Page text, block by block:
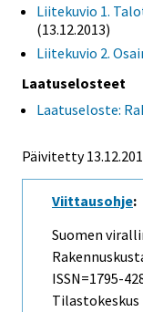
Liitekuvio 1.
(13.12.2013)
Liitekuvio 2.
Laatuselosteet
Laatuseloste:
Päivitetty
Viittausohje:
Suomen
ISSN=1795-
Tilastokeskus